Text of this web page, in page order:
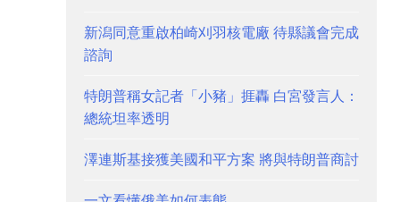
新潟同意重啟柏崎刈羽核電廠 待縣議會完成
諮詢
特朗普稱女記者「小豬」捱轟 白宮發言人：
總統坦率透明
澤連斯基接獲美國和平方案 將與特朗普商討